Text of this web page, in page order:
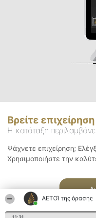
ΑΕΤΟΊ της όρασης
Βρείτε επιχείρηση
Η κατάταξη
Ψάχνετε επιχείρηση;
Χρησιμοποιήστε την